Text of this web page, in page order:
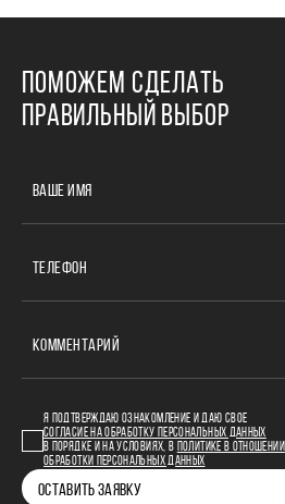
ПОМОЖЕМ СДЕЛАТЬ
ПРАВИЛЬНЫЙ ВЫБОР
ВАШЕ ИМЯ
ТЕЛЕФОН
КОММЕНТАРИЙ
Я ПОДТВЕРЖДАЮ ОЗНАКОМЛЕНИЕ И ДАЮ СВОЕ
СОГЛАСИЕ НА ОБРАБОТКУ ПЕРСОНАЛЬНЫХ ДАННЫХ
В ПОРЯДКЕ И НА УСЛОВИЯХ, В
ПОЛИТИКЕ В ОТНОШЕНИИ
ОБРАБОТКИ ПЕРСОНАЛЬНЫХ ДАННЫХ
ОСТАВИТЬ ЗАЯВКУ